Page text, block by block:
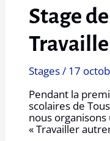
Stage
Stages/ 17
Pendant la
scolaires de
nous
« Travailler